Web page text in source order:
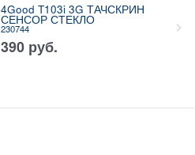
4Good T103i 3G ТАЧСКРИН
СЕНСОР СТЕКЛО
230744
390 руб.